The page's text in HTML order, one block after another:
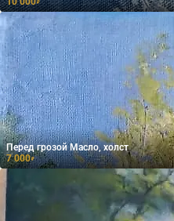
₽
Перед грозой Масло, холст
7 000₽